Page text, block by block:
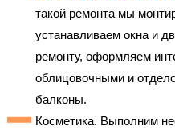
такой ремонта мы
устанавливаем окна и
ремонту, оформляем
облицовочными и
балконы.
Косметика. Выполним